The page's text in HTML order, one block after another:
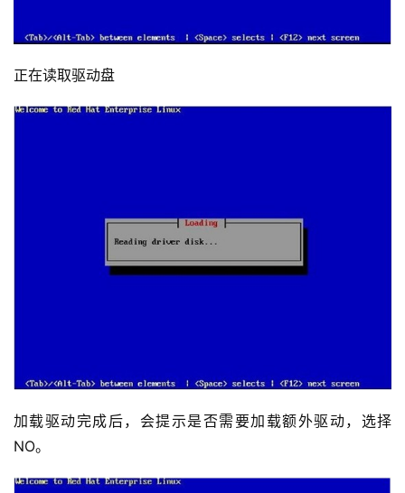
正在读取驱动盘
加载驱动完成后，会提示是否需要加载额外驱动，选择
NO。